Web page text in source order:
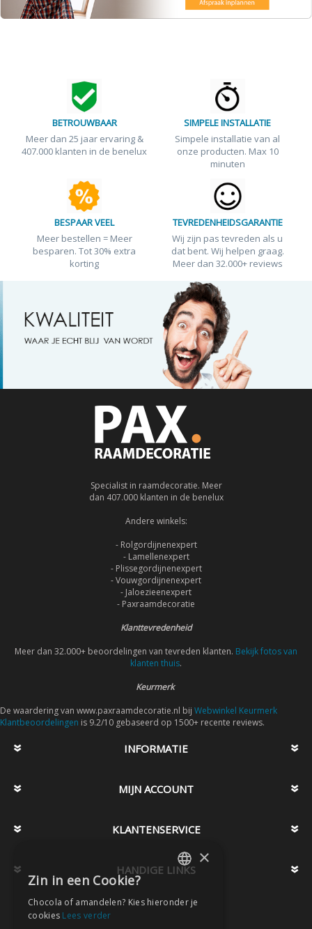
BETROUWBAAR
Meer dan 25 jaar ervaring &
407.000 klanten in de benelux
SIMPELE INSTALLATIE
Simpele installatie van al
onze producten. Max 10
minuten
BESPAAR VEEL
Meer bestellen = Meer
besparen. Tot 30% extra
korting
TEVREDENHEIDSGARANTIE
Wij zijn pas tevreden als u
dat bent. Wij helpen graag.
Meer dan 32.000+ reviews
Specialist in raamdecoratie. Meer
dan 407.000 klanten in de benelux
Andere winkels:
- Rolgordijnenexpert
- Lamellenexpert
- Plissegordijnenexpert
- Vouwgordijnenexpert
- Jaloezieenexpert
- Paxraamdecoratie
Klanttevredenheid
Meer dan 32.000+ beoordelingen van tevreden klanten. Bekijk fotos van
klanten thuis.
Keurmerk
De waardering van www.paxraamdecoratie.nl bij Webwinkel Keurmerk
Klantbeoordelingen is 9.2/10 gebaseerd op 1500+ recente reviews.
INFORMATIE
MIJN ACCOUNT
KLANTENSERVICE
HANDIGE LINKS
DUTCH
×
Zin in een Cookie?
Chocola of amandelen? Kies hieronder je
cookies Lees verder